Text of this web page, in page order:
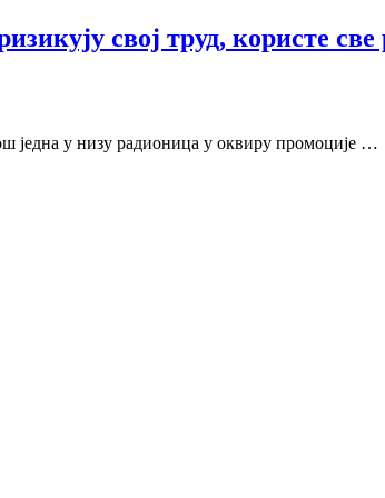
свој труд, користе
једна у низу радионица у оквиру промоције …